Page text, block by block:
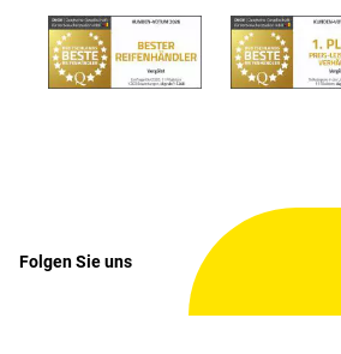
Folgen Sie uns